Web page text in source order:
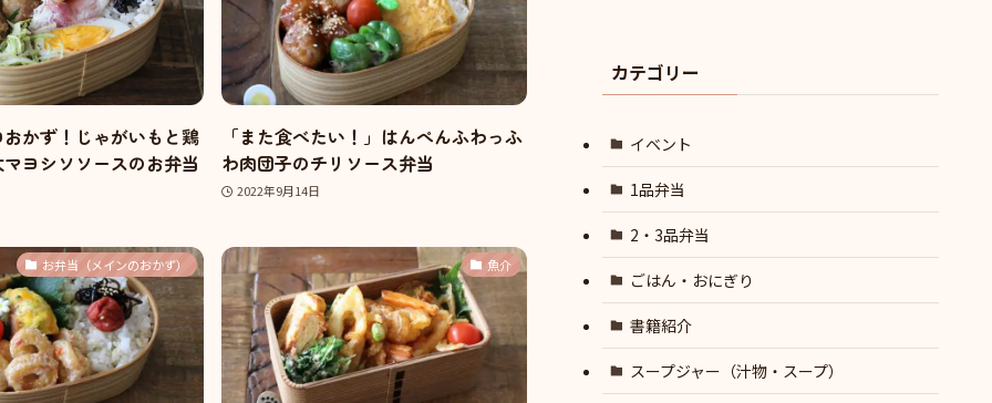
かず！じゃがいもと鶏
ヨシソソースのお弁当
「また食べたい！」はんぺんふわっふ
わ肉団子のチリソース弁当
2022年9月14日
お弁当（メインのおかず） 魚介
カテゴリー
イベント
1品弁当
2・3品弁当
ごはん・おにぎり
書籍紹介
スープジャー（汁物・スープ）